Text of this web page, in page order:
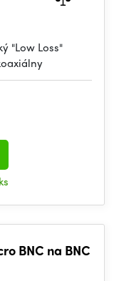
"Low Loss"
BNC na BNC